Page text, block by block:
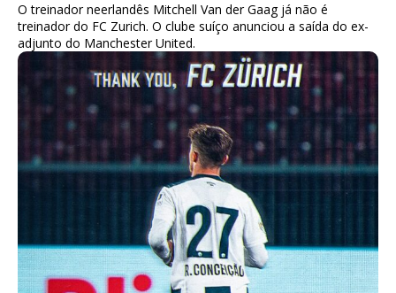
O treinador neerlandês Mitchell Van der Gaag já não é
treinador do FC Zurich. O clube suíço anunciou a saída do ex-
adjunto do Manchester United.